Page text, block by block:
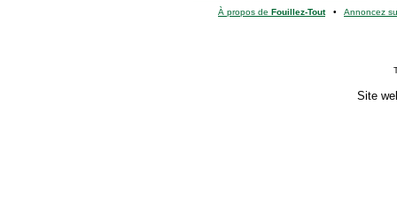
À propos de Fouillez-Tout• Annoncez
Site